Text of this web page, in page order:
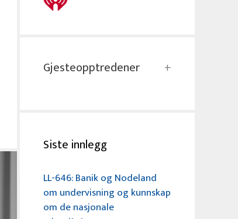
Gjesteopptredener
Siste innlegg
LL-646: Banik og Nodeland
om undervisning og kunnskap
om de nasjonale